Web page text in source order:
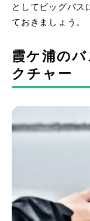
としてビッグバス
ておきましょう。
霞ケ浦の
クチャー